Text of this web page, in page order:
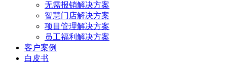
无需报销解决方案
智慧门店解决方案
项目管理解决方案
员工福利解决方案
客户案例
白皮书